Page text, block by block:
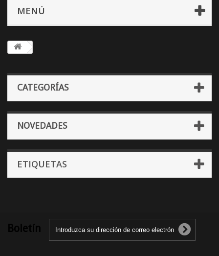
MENÚ
CATEGORÍAS
NOVEDADES
ETIQUETAS
Boletín